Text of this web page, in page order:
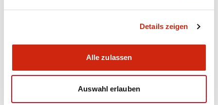
Details zeigen
Alle zulassen
Auswahl erlauben
Dokumente und Dateien